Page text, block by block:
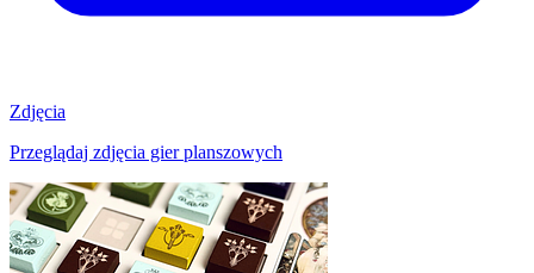
Zdjęcia
Przeglądaj zdjęcia gier planszowych